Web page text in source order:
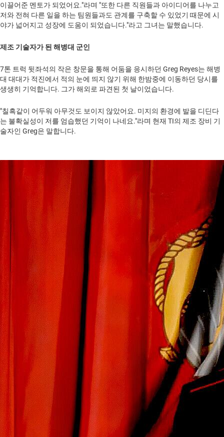
이끌어준 멘토가 되었어요."라며 "또한 다른 직원들과 아이디어를 나누고
저와 전혀 다른 일을 하는 팀원들과도 관계를 구축할 수 있었기 때문에 시
야가 넓어지고 성장에 도움이 되었습니다."라고 그녀는 말했습니다.
제조 기술자가 된 해병대 군인
7톤 트럭 뒷좌석의 작은 창문을 통해 어둠을 응시하던 Greg Reyes는 해병
대 대대가 적진에서 적의 눈에 띄지 않기 위해 한밤중에 이동하던 당시를
생생히 기억합니다. 그가 해외로 파견된 첫 날이었습니다.
"칠흑같이 어두워 아무것도 보이지 않았어요. 미지의 환경에 발을 디딘다
는 불확실성이 저를 엄습했던 기억이 나네요."라며 현재 TI의 제조 장비 기
술자인 Greg은 말합니다.